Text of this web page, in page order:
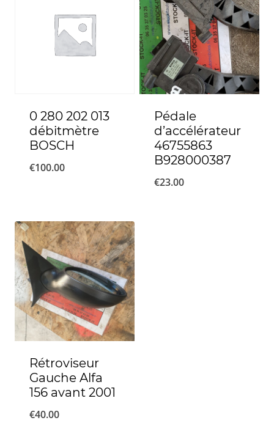
0 280 202 013
débitmètre
BOSCH
€100.00
Pédale
d’accélérateur
46755863
B928000387
€23.00
Rétroviseur
Gauche Alfa
156 avant 2001
€40.00